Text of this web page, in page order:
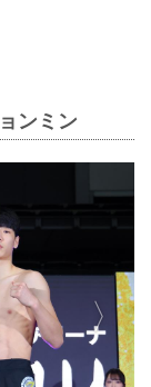
ンミン